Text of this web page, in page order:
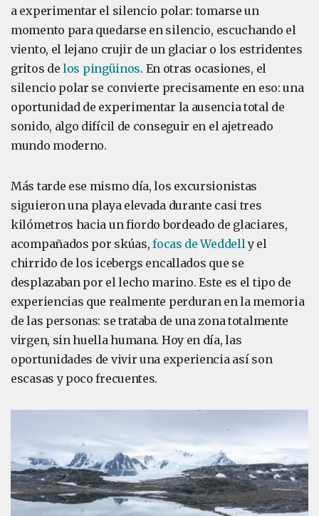
a experimentar el silencio polar: tomarse un
momento para quedarse en silencio, escuchando el
viento, el lejano crujir de un glaciar o los estridentes
gritos de los pingüinos. En otras ocasiones, el
silencio polar se convierte precisamente en eso: una
oportunidad de experimentar la ausencia total de
sonido, algo difícil de conseguir en el ajetreado
mundo moderno.
Más tarde ese mismo día, los excursionistas
siguieron una playa elevada durante casi tres
kilómetros hacia un fiordo bordeado de glaciares,
acompañados por skúas,focas de Weddelly el
chirrido de los icebergs encallados que se
desplazaban por el lecho marino. Este es el tipo de
experiencias que realmente perduran en la memoria
de las personas: se trataba de una zona totalmente
virgen, sin huella humana. Hoy en día, las
oportunidades de vivir una experiencia así son
escasas y poco frecuentes.